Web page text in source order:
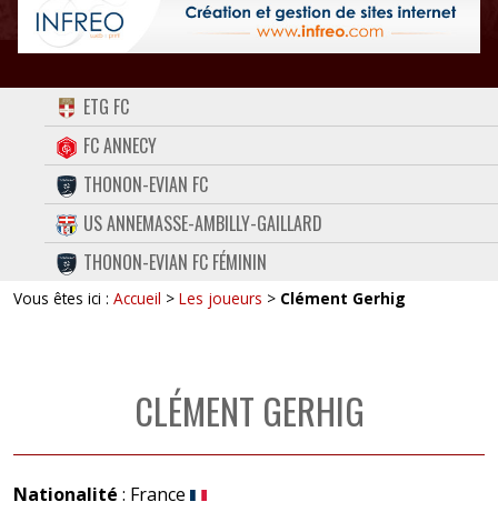
ACCUEIL
FORUM
CONTACT
FACEBOOK
TWITTER
ETG FC
FC ANNECY
THONON-EVIAN FC
US ANNEMASSE-AMBILLY-GAILLARD
THONON-EVIAN FC FÉMININ
Vous êtes ici : Accueil > Les joueurs > Clément Gerhig
CLÉMENT GERHIG
Nationalité : France